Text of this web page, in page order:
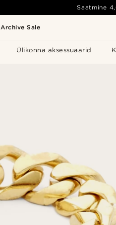
Archive Sale
Ülikonna aksessuaarid
Saatmine